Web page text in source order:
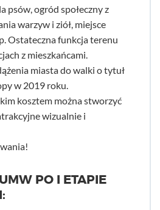
psów, ogród społeczny z
warzyw i ziół, miejsce
Ostateczna funkcja terenu
z mieszkańcami.
miasta do walki o tytuł
w 2019 roku.
kosztem można stworzyć
wizualnie i
PO I ETAPIE